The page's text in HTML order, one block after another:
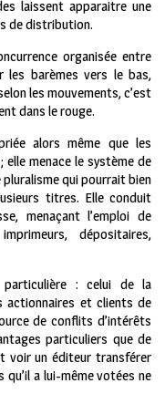
laissent apparaitre une
de distribution.
organisée entre
les barèmes vers le bas,
les mouvements, c’est
dans le rouge.
alors même que les
menace le système de
qui pourrait bien
titres. Elle conduit
menaçant l’emploi de
dépositaires,
: celui de la
actionnaires et clients de
de conflits d’intérêts
particuliers que de
voir un éditeur transférer
a lui-même votées ne